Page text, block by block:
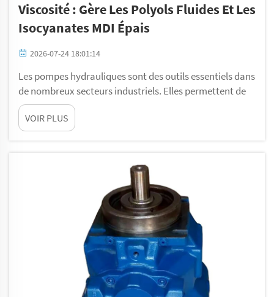
Viscosité : Gère Les Polyols Fluides Et Les
Isocyanates MDI Épais
2026-07-24 18:01:14
Les pompes hydrauliques sont des outils essentiels dans
de nombreux secteurs industriels. Elles permettent de
déplacer des liquides tels que les polyols fluides et les
isocyanates MDI épais, utilisés dans la fabrication de
divers produits. Ces pompes se distinguent par leur
VOIR PLUS